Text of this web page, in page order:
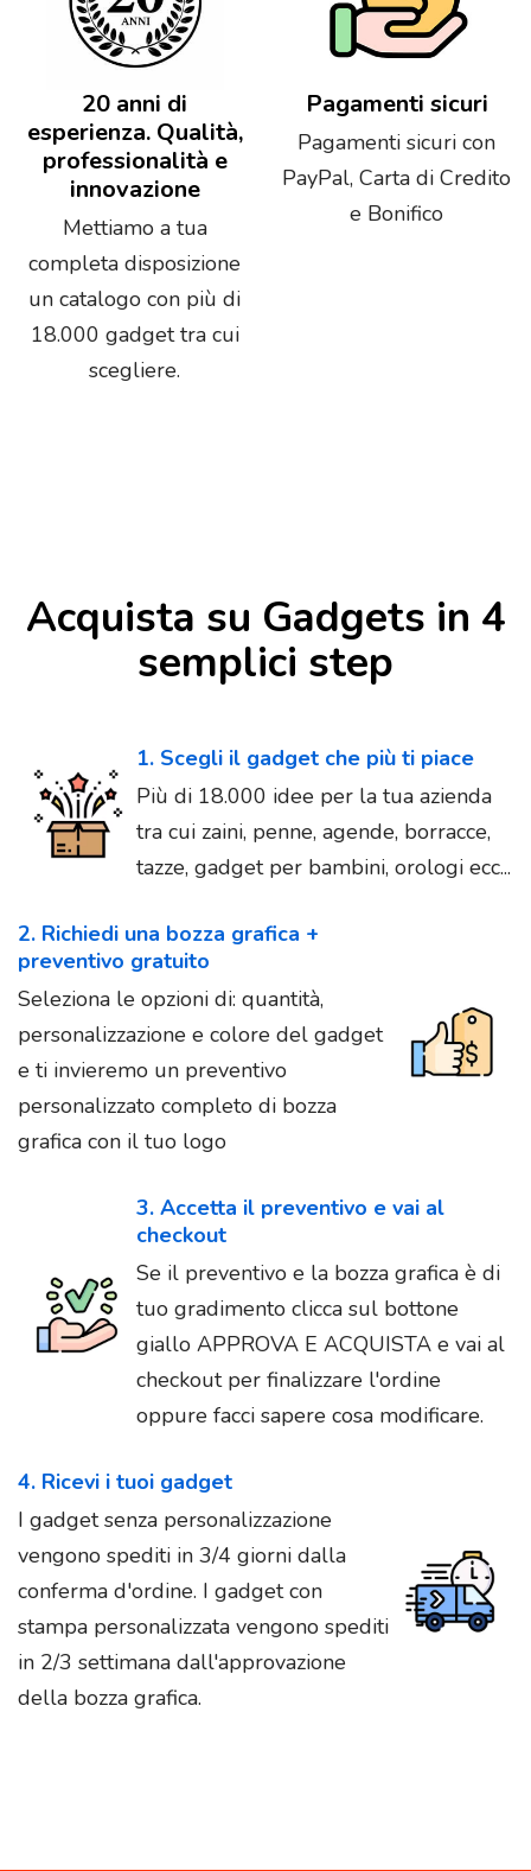
20 anni di
esperienza. Qualità,
professionalità e
innovazione
Mettiamo a tua
completa disposizione
un catalogo con più di
18.000 gadget tra cui
scegliere.
Pagamenti sicuri
Pagamenti sicuri con
PayPal, Carta di Credito
e Bonifico
Acquista su Gadgets in 4
semplici step
1. Scegli il gadget che più ti piace
Più di 18.000 idee per la tua azienda
tra cui zaini, penne, agende, borracce,
tazze, gadget per bambini, orologi ecc...
2. Richiedi una bozza grafica +
preventivo gratuito
Seleziona le opzioni di: quantità,
personalizzazione e colore del gadget
e ti invieremo un preventivo
personalizzato completo di bozza
grafica con il tuo logo
3. Accetta il preventivo e vai al
checkout
Se il preventivo e la bozza grafica è di
tuo gradimento clicca sul bottone
giallo APPROVA E ACQUISTA e vai al
checkout per finalizzare l'ordine
oppure facci sapere cosa modificare.
4. Ricevi i tuoi gadget
I gadget senza personalizzazione
vengono spediti in 3/4 giorni dalla
conferma d'ordine. I gadget con
stampa personalizzata vengono spediti
in 2/3 settimana dall'approvazione
della bozza grafica.